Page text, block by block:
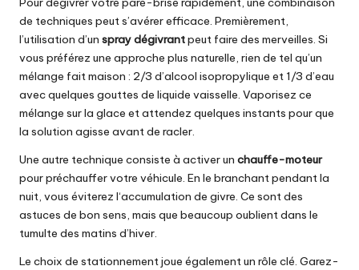
de techniques peut s’avérer efficace. Premièrement,
l’utilisation d’un spray dégivrantpeut faire des merveilles. Si
vous préférez une approche plus naturelle, rien de tel qu’un
mélange fait maison : 2/3 d’alcool isopropylique et 1/3 d’eau
avec quelques gouttes de liquide vaisselle. Vaporisez ce
mélange sur la glace et attendez quelques instants pour que
la solution agisse avant de racler.
Une autre technique consiste à activer un chauffe-moteur
pour préchauffer votre véhicule. En le branchant pendant la
nuit, vous éviterez l‘accumulation de givre. Ce sont des
astuces de bon sens, mais que beaucoup oublient dans le
tumulte des matins d’hiver.
Le choix de stationnement joue également un rôle clé. Garez-